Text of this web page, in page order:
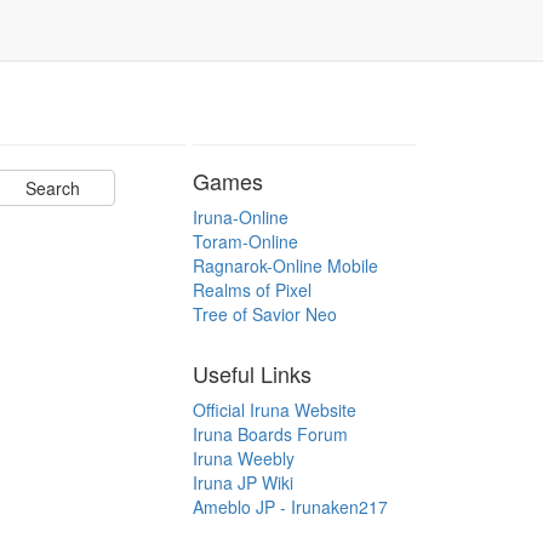
Games
Iruna-Online
Toram-Online
Ragnarok-Online Mobile
Realms of Pixel
Tree of Savior Neo
Useful Links
Official Iruna Website
Iruna Boards Forum
Iruna Weebly
Iruna JP Wiki
Ameblo JP - Irunaken217